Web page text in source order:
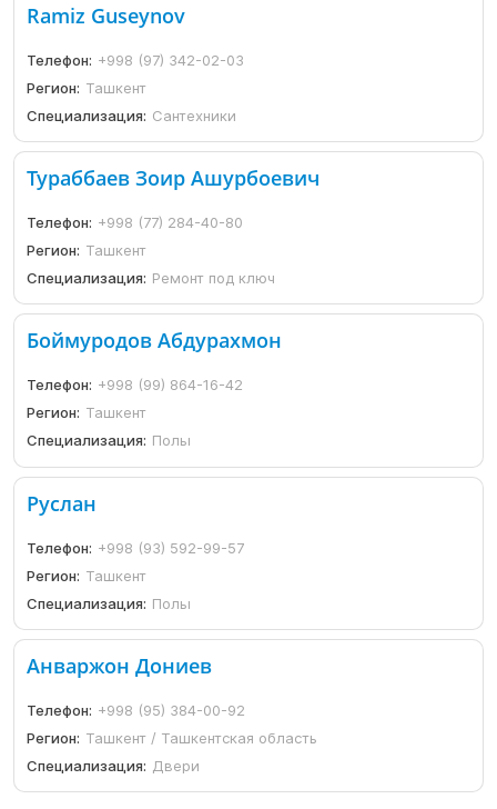
Ramiz Guseynov
Телефон: +998 (97) 342-02-03
Регион: Ташкент
Специализация: Сантехники
Тураббаев Зоир Ашурбоевич
Телефон: +998 (77) 284-40-80
Регион: Ташкент
Специализация: Ремонт под ключ
Боймуродов Абдурахмон
Телефон: +998 (99) 864-16-42
Регион: Ташкент
Специализация: Полы
Руслан
Телефон: +998 (93) 592-99-57
Регион: Ташкент
Специализация: Полы
Анваржон Дониев
Телефон: +998 (95) 384-00-92
Регион: Ташкент / Ташкентская область
Специализация: Двери